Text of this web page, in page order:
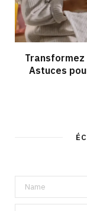
Transformez
Astuces